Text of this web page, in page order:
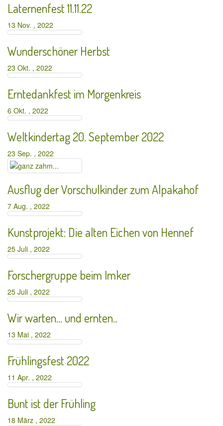
Laternenfest 11.11.22
13 Nov. , 2022
Wunderschöner Herbst
23 Okt. , 2022
Erntedankfest im Morgenkreis
6 Okt. , 2022
Weltkindertag 20. September 2022
23 Sep. , 2022
Ausflug der Vorschulkinder zum Alpakahof
7 Aug. , 2022
Kunstprojekt: Die alten Eichen von Hennef
25 Juli , 2022
Forschergruppe beim Imker
25 Juli , 2022
Wir warten… und ernten..
13 Mai , 2022
Frühlingsfest 2022
11 Apr. , 2022
Bunt ist der Frühling
18 März , 2022